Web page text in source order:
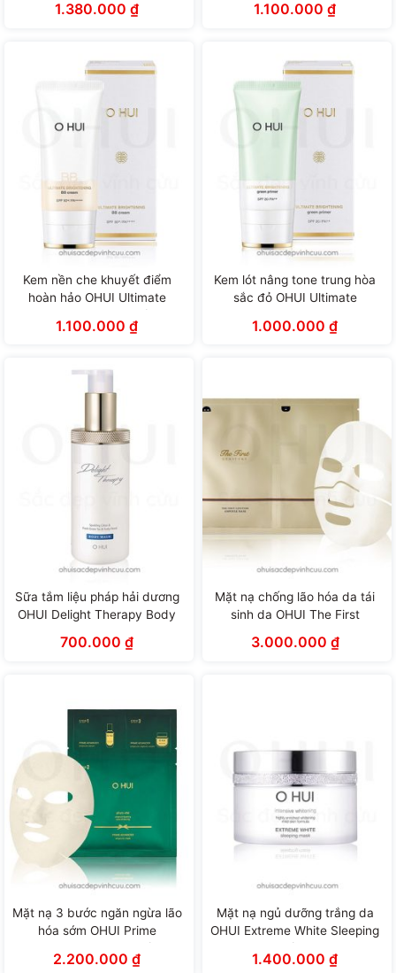
lõi)
1.380.000 ₫
ưu (45ml)
1.100.000 ₫
Kem nền che khuyết điểm
hoàn hảo OHUI Ultimate
1.100.000 ₫
Kem lót nâng tone trung hòa
sắc đỏ OHUI Ultimate
(45ml)
1.000.000 ₫
Sữa tắm liệu pháp hải dương
OHUI Delight Therapy Body
700.000 ₫
Mặt nạ chống lão hóa da tái
sinh da OHUI The First
(40ml)
3.000.000 ₫
Mặt nạ 3 bước ngăn ngừa lão
hóa sớm OHUI Prime
2.200.000 ₫
Mặt nạ ngủ dưỡng trắng da
OHUI Extreme White Sleeping
1.400.000 ₫